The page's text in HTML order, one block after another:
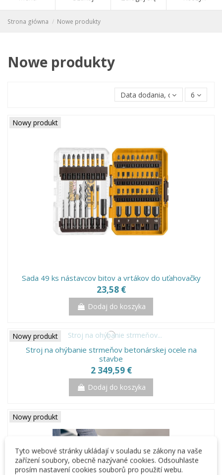
Strona główna Nowe produkty
Nowe produkty
Data dodania, od 6
Nowy produkt
Sada 49 ks nástavcov bitov a vrtákov do uťahovačky
23,58 €
Dodaj do koszyka
Nowy produkt
Stroj na ohýbanie strmeňov betonárskej ocele na
stavbe
2 349,59 €
Dodaj do koszyka
Nowy produkt
Tyto webové stránky ukládají v souladu se zákony na vaše
zařízení soubory, obecně nazývané cookies. Odsouhlaste
prosím nastavení cookies souborů pro použití webu.